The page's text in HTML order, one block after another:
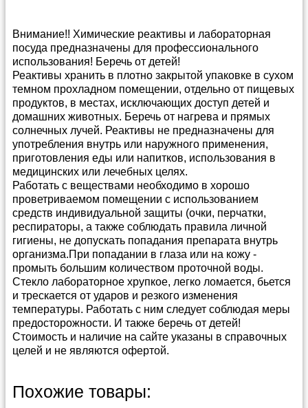
Внимание!! Химические реактивы и лабораторная
посуда предназначены для профессионального
использования! Беречь от детей!
Реактивы хранить в плотно закрытой упаковке в сухом
темном прохладном помещении, отдельно от пищевых
продуктов, в местах, исключающих доступ детей и
домашних животных. Беречь от нагрева и прямых
солнечных лучей. Реактивы не предназначены для
употребления внутрь или наружного применения,
приготовления еды или напитков, использования в
медицинских или лечебных целях.
Работать с веществами необходимо в хорошо
проветриваемом помещении с использованием
средств индивидуальной защиты (очки, перчатки,
респираторы, а также соблюдать правила личной
гигиены, не допускать попадания препарата внутрь
организма.При попадании в глаза или на кожу -
промыть большим количеством проточной воды.
Стекло лабораторное хрупкое, легко ломается, бьется
и трескается от ударов и резкого изменения
температуры. Работать с ним следует соблюдая меры
предосторожности. И также беречь от детей!
Стоимость и наличие на сайте указаны в справочных
целей и не являются офертой.
Прайс-лист можно скачать в
Эксель (4 400 кб)
Похожие товары: